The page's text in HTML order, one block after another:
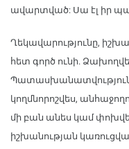
ավարտված: Սա էլ իր
Ղեկավարությունը,
հետ գործ ունի.
կողմնորոշվես,
մի բան անես կամ
իշխանության